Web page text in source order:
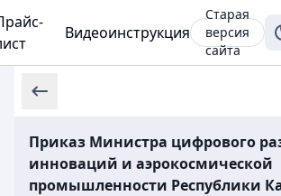
Видеоинструкция
Старая
версия
сайта
Приказ Министра цифрового
инноваций и аэрокосмической
промышленности Республики